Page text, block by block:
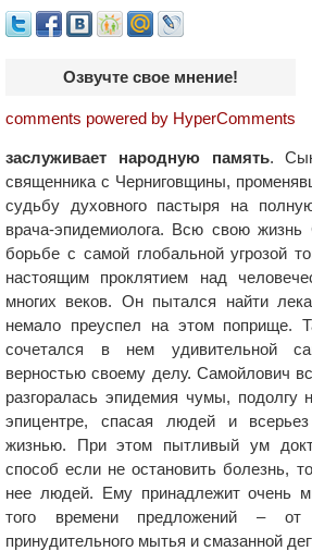
Озвучте свое мнение!
comments powered by HyperComments
заслуживает народную память. Сын
священника с Черниговщины,
судьбу духовного пастыря на
врача-эпидемиолога. Всю свою жизнь
борьбе с самой глобальной угрозой
настоящим проклятием над
многих веков. Он пытался найти
немало преуспел на этом поприще.
сочетался в нем удивительной
верностью своему делу. Самойлович
разгоралась эпидемия чумы, подолгу
эпицентре, спасая людей и всерьез
жизнью. При этом пытливый ум
способ если не остановить болезнь,
нее людей. Ему принадлежит очень
того времени предложений –
принудительного мытья и смазанной